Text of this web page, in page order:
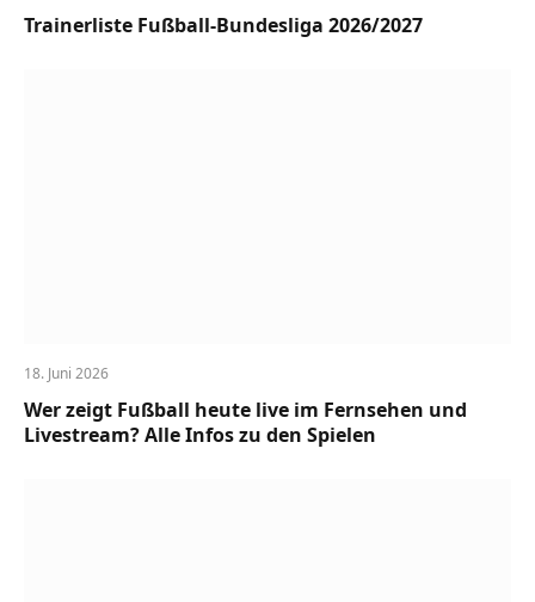
Trainerliste Fußball-Bundesliga 2026/2027
18. Juni 2026
Wer zeigt Fußball heute live im Fernsehen und
Livestream? Alle Infos zu den Spielen